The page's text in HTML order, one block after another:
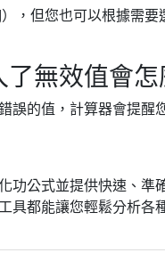
，但您也可以根據需
無效值會怎
誤的值，計算器會提醒
功公式並提供快速、準
具都能讓您輕鬆分析各